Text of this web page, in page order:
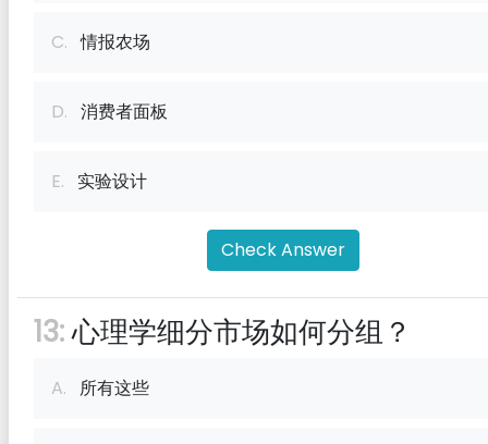
C. 情报农场
D. 消费者面板
E. 实验设计
Check Answer
13:心理学细分市场如何分组？
A. 所有这些